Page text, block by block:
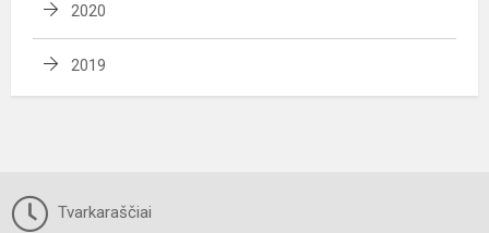
2020
2019
Tvarkaraščiai